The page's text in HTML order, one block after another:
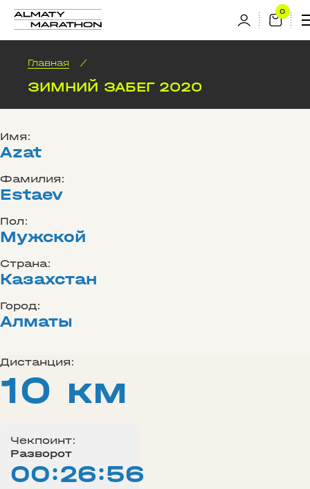
Главная /
ЗИМНИЙ ЗАБЕГ 2020
Имя:
Azat
Фамилия:
Estaev
Пол:
Мужской
Страна:
Казахстан
Город:
Алматы
Дистанция:
10 км
Чекпоинт:
Разворот
00:26:56